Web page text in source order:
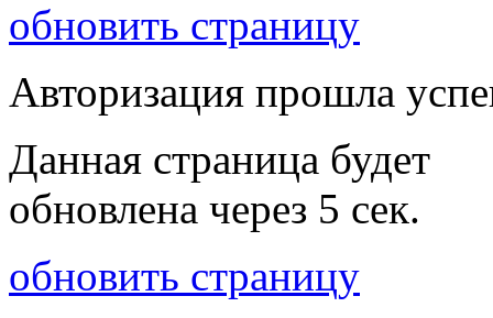
обновить страницу
Авторизация прошла
Данная страница будет
обновлена через 5 сек.
обновить страницу